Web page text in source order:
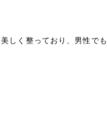
しく整っており、男性で